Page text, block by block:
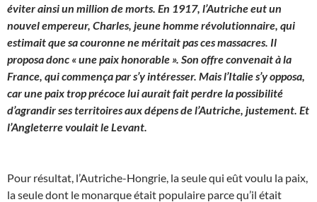
éviter ainsi un million de morts. En 1917, l’Autriche eut un
nouvel empereur, Charles, jeune homme révolutionnaire, qui
estimait que sa couronne ne méritait pas ces massacres. Il
proposa donc « une paix honorable ». Son offre convenait à la
France, qui commença par s’y intéresser. Mais l’Italie s’y opposa,
car une paix trop précoce lui aurait fait perdre la possibilité
d’agrandir ses territoires aux dépens de l’Autriche, justement. Et
l’Angleterre voulait le Levant.
Pour résultat, l’Autriche-Hongrie, la seule qui eût voulu la paix,
la seule dont le monarque était populaire parce qu’il était